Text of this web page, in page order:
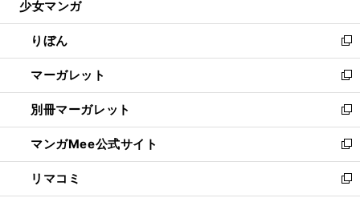
開
く
ウ
で
開
く
ン
ド
ウ
で
開
く
ウ
ィ
ン
ド
ウ
で
開
く
少女マンガ
りぼん
新
し
い
ウ
ィ
ン
ド
ウ
で
マーガレット
新
し
い
ウ
ィ
ン
ド
別冊マーガレット
新
し
い
ウ
ィ
マンガMee公式サイト
新
し
い
リマコミ
新